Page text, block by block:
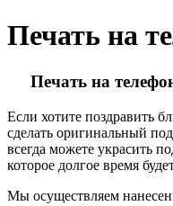
Печать на
Печать на
Если хотите поздравить
сделать оригинальный
всегда можете украсить
которое долгое время
Мы осуществляем